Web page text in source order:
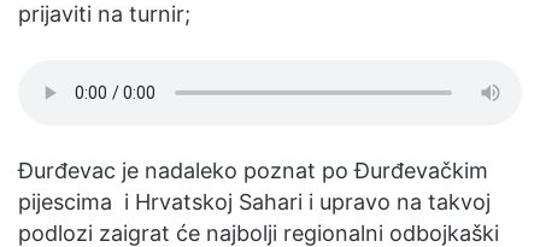
prijaviti na turnir;
Đurđevac je nadaleko poznat po Đurđevačkim
pijescima i Hrvatskoj Sahari i upravo na takvoj
podlozi zaigrat će najbolji regionalni odbojkaški